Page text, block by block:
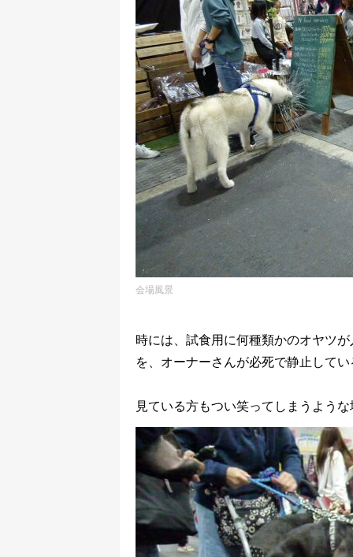
会場風景
時には、試食用に何種類かのオヤツ
を、オーナーさんが必死で静止して
見ている方もつい笑ってしまうよう